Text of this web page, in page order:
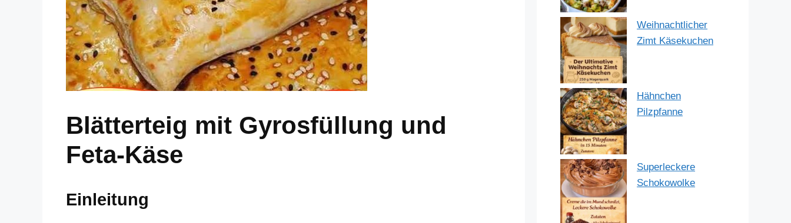
Blätterteig mit Gyrosfüllung und
Feta-Käse
Einleitung
Weihnachtlicher
Zimt Käsekuchen
Hähnchen
Pilzpfanne
Superleckere
Schokowolke